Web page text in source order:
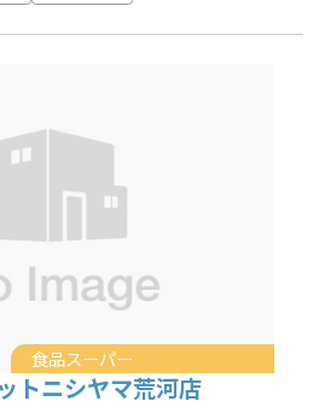
食品スーパー
トニシヤマ荒河店